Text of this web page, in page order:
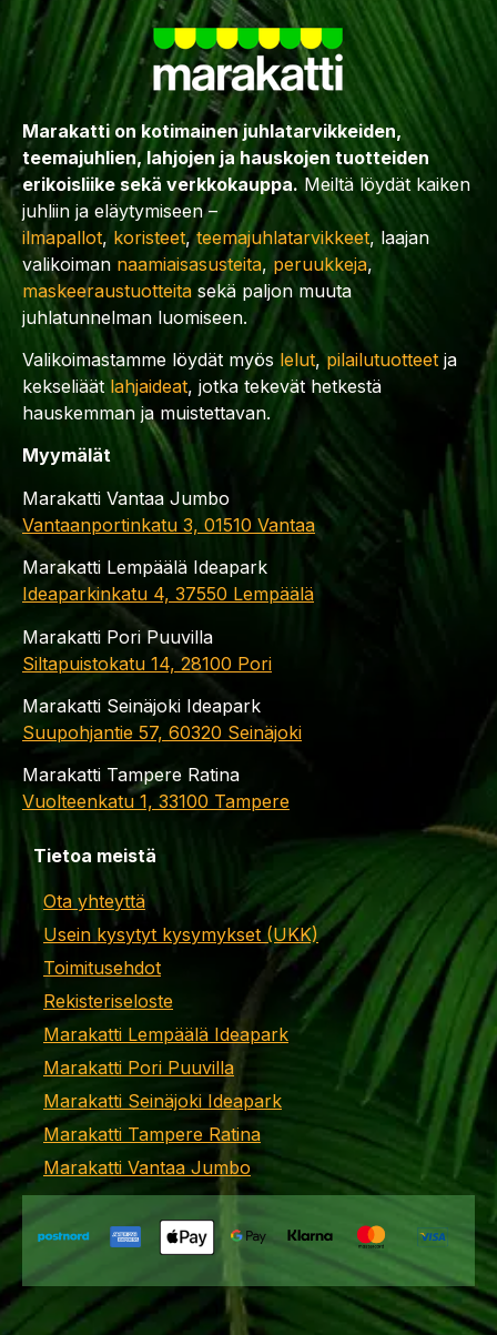
Marakatti on kotimainen juhlatarvikkeiden,
teemajuhlien, lahjojen ja hauskojen tuotteiden
erikoisliike sekä verkkokauppa. Meiltä löydät kaiken
juhliin ja eläytymiseen –
ilmapallot, koristeet,teemajuhlatarvikkeet, laajan
valikoiman naamiaisasusteita, peruukkeja,
maskeeraustuotteita sekä paljon muuta
juhlatunnelman luomiseen.
Valikoimastamme löydät myös lelut,pilailutuotteet ja
kekseliäät lahjaideat, jotka tekevät hetkestä
hauskemman ja muistettavan.
Myymälät
Marakatti Vantaa Jumbo
Vantaanportinkatu 3, 01510 Vantaa
Marakatti Lempäälä Ideapark
Ideaparkinkatu 4, 37550 Lempäälä
Marakatti Pori Puuvilla
Siltapuistokatu 14, 28100 Pori
Marakatti Seinäjoki Ideapark
Suupohjantie 57, 60320 Seinäjoki
Marakatti Tampere Ratina
Vuolteenkatu 1, 33100 Tampere
Tietoa meistä
Ota yhteyttä
Usein kysytyt kysymykset (UKK)
Toimitusehdot
Rekisteriseloste
Marakatti Lempäälä Ideapark
Marakatti Pori Puuvilla
Marakatti Seinäjoki Ideapark
Marakatti Tampere Ratina
Marakatti Vantaa Jumbo